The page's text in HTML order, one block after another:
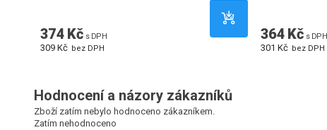
374 Kč s DPH
309 Kč bez DPH
364 Kč s DPH
301 Kč bez DPH
Hodnocení a názory zákazníků
Zboží zatím nebylo hodnoceno zákazníkem.
Zatím nehodnoceno